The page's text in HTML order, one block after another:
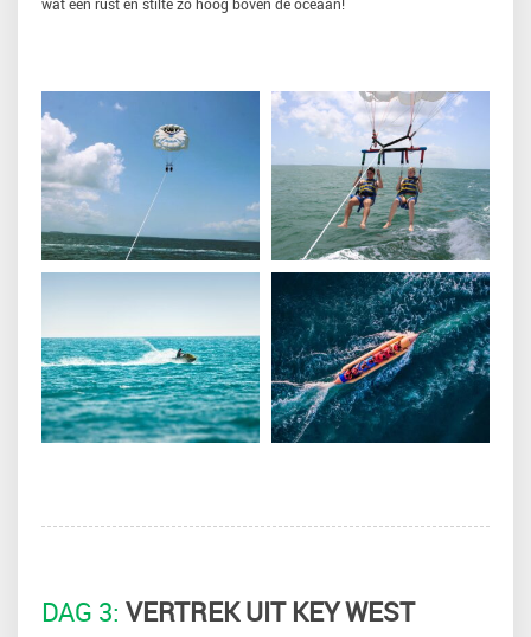
DAG 3: VERTREK UIT KEY WEST